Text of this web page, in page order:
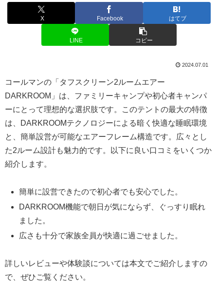
X Facebook はてブ
LINE コピー
2024.07.01
コールマンの「タフスクリーン2ルームエアー
DARKROOM」は、ファミリーキャンプや初心者キャンパ
ーにとって理想的な選択肢です。このテントの最大の特徴
は、DARKROOMテクノロジーによる暗く快適な睡眠環境
と、簡単設営が可能なエアーフレーム構造です。広々とし
た2ルーム設計も魅力的です。以下に良い口コミをいくつか
紹介します。
簡単に設営できたので初心者でも安心でした。
DARKROOM機能で朝日が気にならず、ぐっすり眠れ
ました。
広さも十分で家族全員が快適に過ごせました。
詳しいレビューや体験談については本文でご紹介しますの
で、ぜひご覧ください。